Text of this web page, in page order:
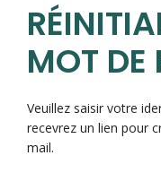
MOT DE
Veuillez saisir votre
recevrez un lien pour
mail.